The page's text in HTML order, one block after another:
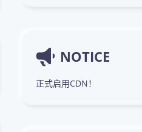
NOTICE
正式启用CDN！